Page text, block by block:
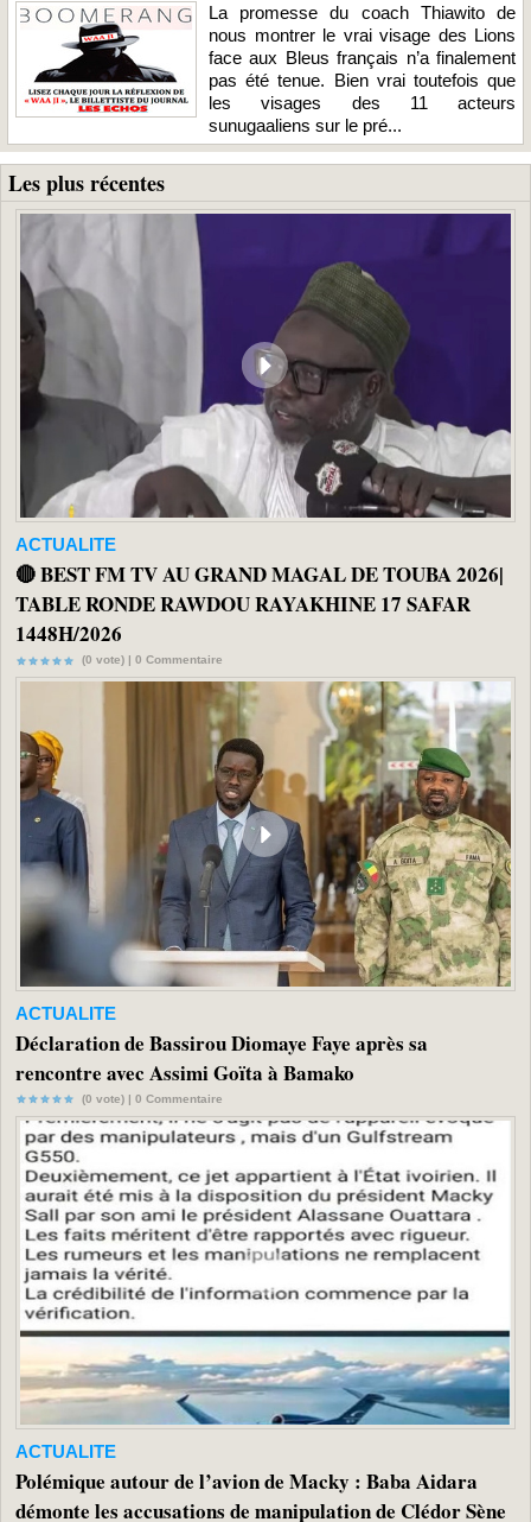
La promesse du coach Thiawito de
nous montrer le vrai visage des Lions
face aux Bleus français n’a finalement
pas été tenue. Bien vrai toutefois que
les visages des 11 acteurs
sunugaaliens sur le pré...
Les plus récentes
ACTUALITE
🔴 BEST FM TV AU GRAND MAGAL DE TOUBA 2026|
TABLE RONDE RAWDOU RAYAKHINE 17 SAFAR
1448H/2026
(0 vote) | 0 Commentaire
ACTUALITE
Déclaration de Bassirou Diomaye Faye après sa
rencontre avec Assimi Goïta à Bamako
(0 vote) | 0 Commentaire
ACTUALITE
Polémique autour de l’avion de Macky : Baba Aidara
démonte les accusations de manipulation de Clédor Sène